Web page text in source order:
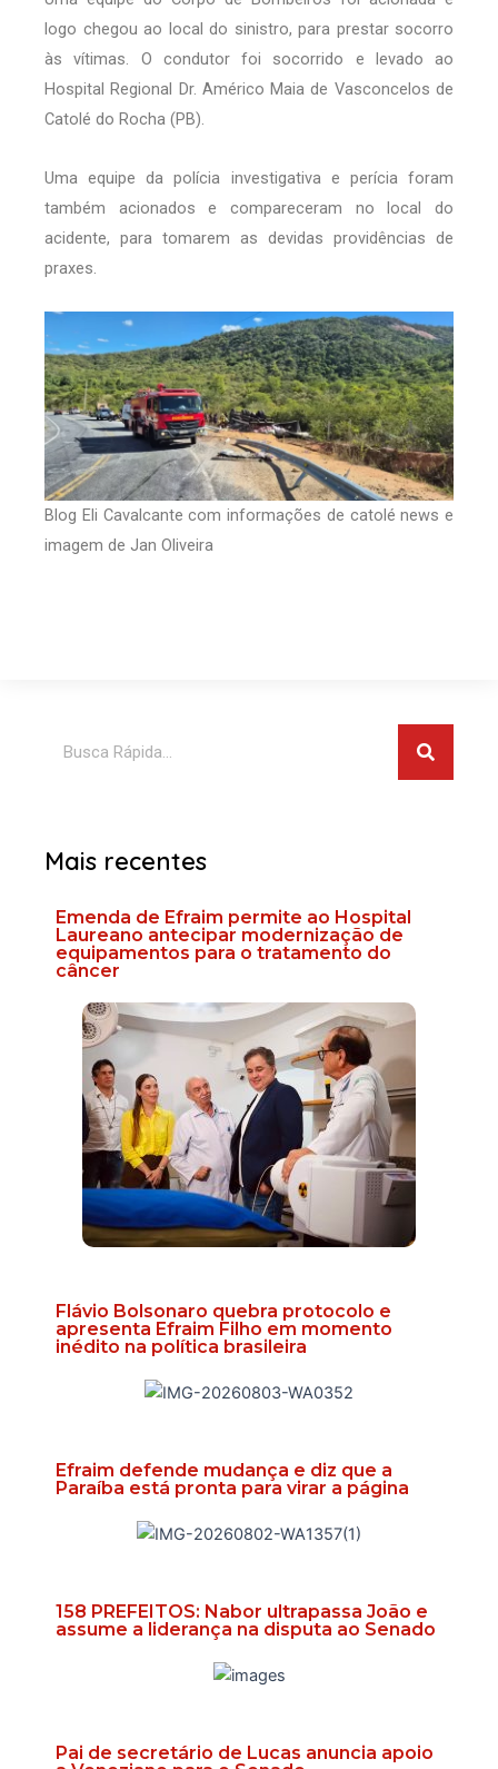
logo chegou ao local do sinistro, para prestar socorro
às vítimas. O condutor foi socorrido e levado ao
Hospital Regional Dr. Américo Maia de Vasconcelos de
Catolé do Rocha (PB).
Uma equipe da polícia investigativa e perícia foram
também acionados e compareceram no local do
acidente, para tomarem as devidas providências de
praxes.
Blog Eli Cavalcante com informações de catolé news e
imagem de Jan Oliveira
Mais recentes
Emenda de Efraim permite ao Hospital
Laureano antecipar modernização de
equipamentos para o tratamento do
câncer
Flávio Bolsonaro quebra protocolo e
apresenta Efraim Filho em momento
inédito na política brasileira
Efraim defende mudança e diz que a
Paraíba está pronta para virar a página
158 PREFEITOS: Nabor ultrapassa João e
assume a liderança na disputa ao Senado
Pai de secretário de Lucas anuncia apoio